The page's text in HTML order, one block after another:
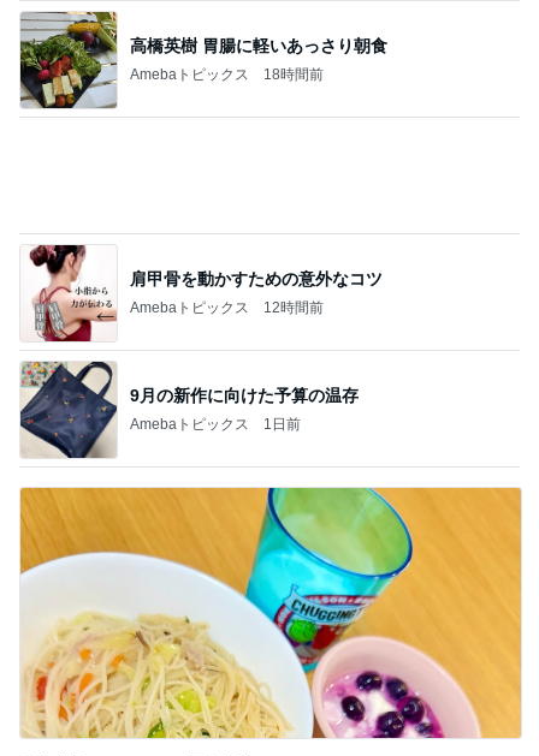
高橋英樹 胃腸に軽いあっさり朝食
Amebaトピックス 18時間前
肩甲骨を動かすための意外なコツ
Amebaトピックス 12時間前
9月の新作に向けた予算の温存
Amebaトピックス 1日前